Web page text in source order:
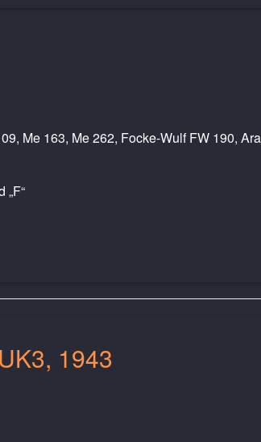
Me 163, Me 262, Focke-Wulf FW 190,
„F“
1943